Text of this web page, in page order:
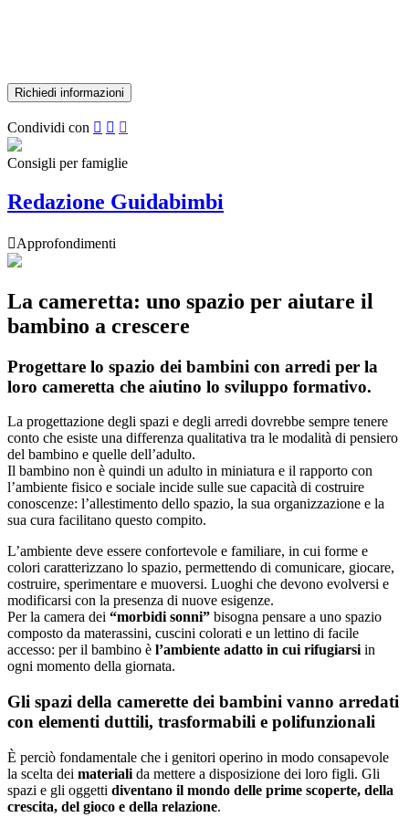
Condividi con   
Consigli per famiglie
Redazione Guidabimbi
Approfondimenti
La cameretta: uno spazio per aiutare il
bambino a crescere
Progettare lo spazio dei bambini con arredi per la
loro cameretta che aiutino lo sviluppo formativo.
La progettazione degli spazi e degli arredi dovrebbe sempre tenere
conto che esiste una differenza qualitativa tra le modalità di pensiero
del bambino e quelle dell’adulto.
Il bambino non è quindi un adulto in miniatura e il rapporto con
l’ambiente fisico e sociale incide sulle sue capacità di costruire
conoscenze: l’allestimento dello spazio, la sua organizzazione e la
sua cura facilitano questo compito.
L’ambiente deve essere confortevole e familiare, in cui forme e
colori caratterizzano lo spazio, permettendo di comunicare, giocare,
costruire, sperimentare e muoversi. Luoghi che devono evolversi e
modificarsi con la presenza di nuove esigenze.
Per la camera dei “morbidi sonni” bisogna pensare a uno spazio
composto da materassini, cuscini colorati e un lettino di facile
accesso: per il bambino è l’ambiente adatto in cui rifugiarsiin
ogni momento della giornata.
Gli spazi della camerette dei bambini vanno arredati
con elementi duttili, trasformabili e polifunzionali
È perciò fondamentale che i genitori operino in modo consapevole
la scelta dei materiali da mettere a disposizione dei loro figli. Gli
spazi e gli oggetti diventano il mondo delle prime scoperte, della
crescita, del gioco e della relazione.